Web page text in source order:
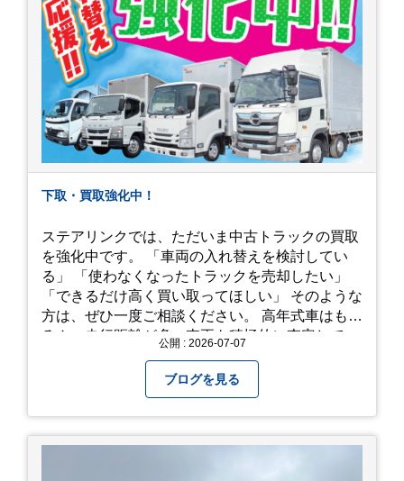
下取・買取強化中！
ステアリンクでは、ただいま中古トラックの買取
を強化中です。 「車両の入れ替えを検討してい
る」 「使わなくなったトラックを売却したい」
「できるだけ高く買い取ってほしい」 そのような
方は、ぜひ一度ご相談ください。 高年式車はもち
ろん、走行距離が多い車両も積極的に査定してい
ただいており、豊富な販売ネットワークを活かし
た高価買取が可能です。
公開 : 2026-07-07
ブログを見る